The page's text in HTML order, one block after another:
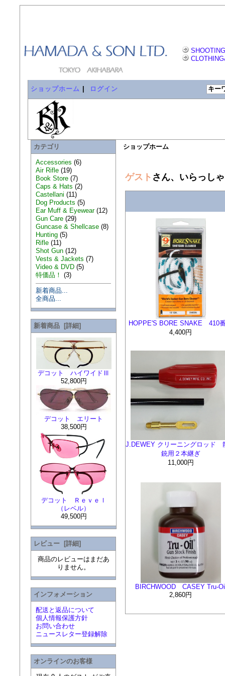
ショップホーム ログイン
カテゴリ
Accessories (6)
Air Rifle (19)
Book Store (7)
Caps & Hats (2)
Castellani (11)
Dog Products (5)
Ear Muff & Eyewear(12)
Gun Care (29)
Guncase & Shellcase (8)
Hunting (5)
Rifle (11)
Shot Gun (12)
Vests & Jackets (7)
Video & DVD (5)
特価品！ (3)
新着商品...
全商品...
新着商品 [詳細]
デコット ハイワイドⅢ
52,800円
デコット エリート
38,500円
デコット Ｒｅｖｅｌ
（レベル）
49,500円
レビュー [詳細]
商品のレビューはまだあ
りません。
インフォメーション
配送と返品について
個人情報保護方針
お問い合わせ
ニュースレター登録解除
オンラインのお客様
ショップホーム
ゲスト さん、いらっし
HOPPE'S BORE SNAKE 410
4,400円
J.DEWEY クリーニングロッド
銃用２本継ぎ
11,000円
BIRCHWOOD CASEY Tru-
2,860円